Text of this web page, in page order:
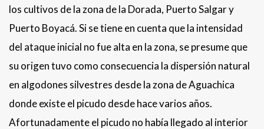
los cultivos de la zona de la Dorada, Puerto Salgar y
Puerto Boyacá. Si se tiene en cuenta que la intensidad
del ataque inicial no fue alta en la zona, se presume que
su origen tuvo como consecuencia la dispersión natural
en algodones silvestres desde la zona de Aguachica
donde existe el picudo desde hace varios años.
Afortunadamente el picudo no había llegado al interior